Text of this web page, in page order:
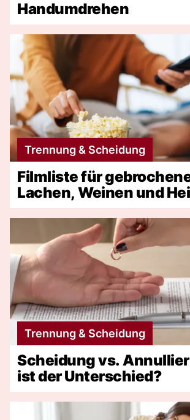
Handumdrehen
Trennung & Scheidung
Filmliste für
Lachen, Weinen und
Trennung & Scheidung
Scheidung vs.
ist der Unterschied?